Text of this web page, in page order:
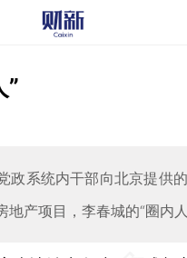
”
政系统内干部向北京提供
产项目，李春城的“圈内